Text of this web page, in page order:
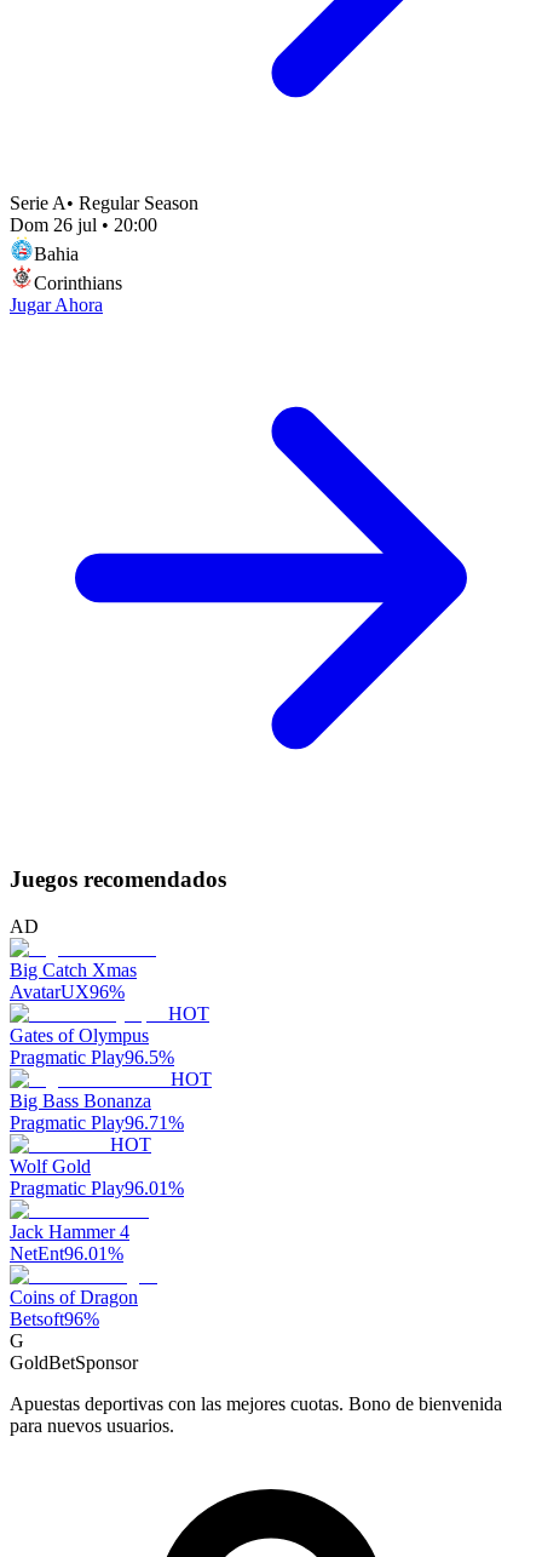
Serie A• Regular Season
Dom 26 jul • 20:00
Bahia
Corinthians
Jugar Ahora
Juegos recomendados
AD
Big Catch Xmas
AvatarUX96%
HOT
Gates of Olympus
Pragmatic Play96.5%
HOT
Big Bass Bonanza
Pragmatic Play96.71%
HOT
Wolf Gold
Pragmatic Play96.01%
Jack Hammer 4
NetEnt96.01%
Coins of Dragon
Betsoft96%
G
GoldBetSponsor
Apuestas deportivas con las mejores cuotas. Bono de bienvenida
para nuevos usuarios.